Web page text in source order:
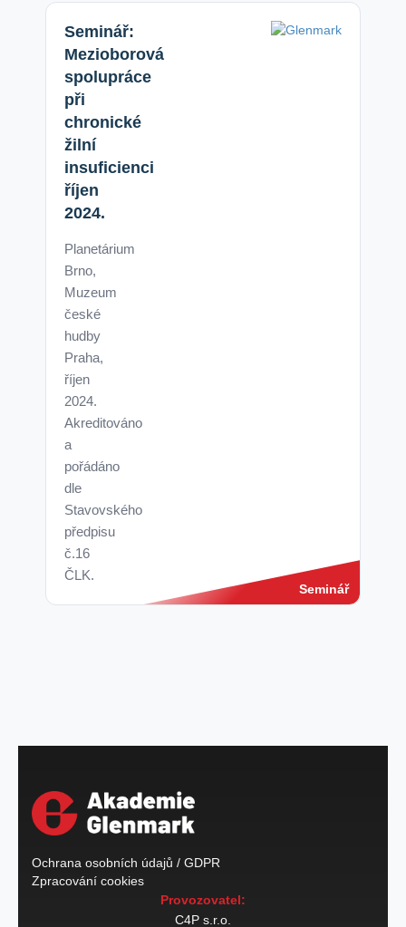
Seminář:
Mezioborová
spolupráce
při
chronické
žilní
insuficienci
říjen
2024.
Planetárium
Brno,
Muzeum
české
hudby
Praha,
říjen
2024.
Akreditováno
a
pořádáno
dle
Stavovského
předpisu
č.16
ČLK.
Seminář
Ochrana osobních údajů / GDPR
Zpracování cookies
Provozovatel:
C4P s.r.o.